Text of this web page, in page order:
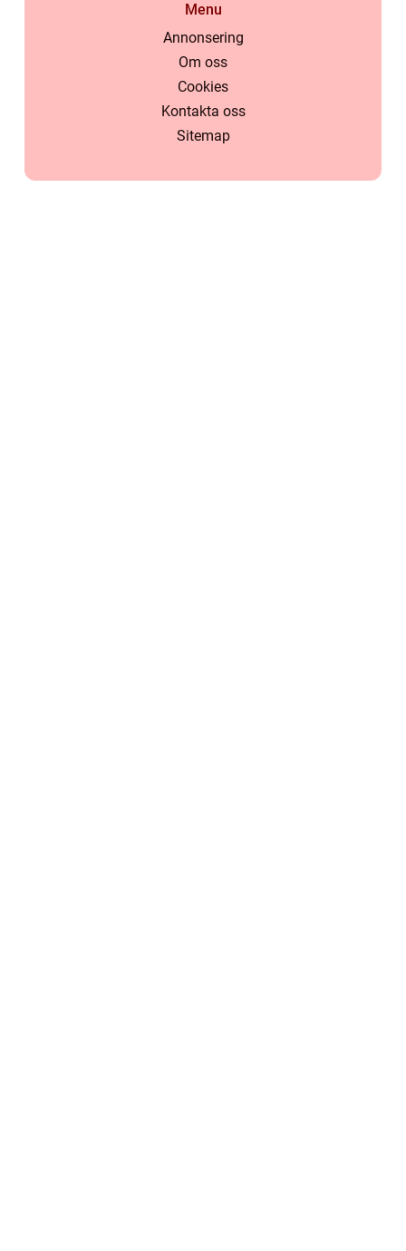
Menu
Annonsering
Om oss
Cookies
Kontakta oss
Sitemap